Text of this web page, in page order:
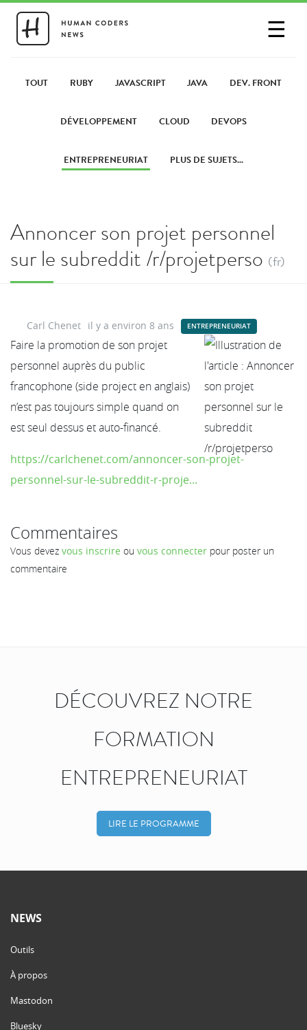
☰
PARTAGER UN LIEN
TOUT RUBY JAVASCRIPT JAVA DEV. FRONT
DÉVELOPPEMENT CLOUD DEVOPS
ENTREPRENEURIAT PLUS DE SUJETS...
Annoncer son projet personnel
sur le subreddit /r/projetperso (fr)
Carl Chenet il y a environ 8 ans ENTREPRENEURIAT
Faire la promotion de son projet
personnel auprès du public
francophone (side project en anglais)
n’est pas toujours simple quand on
est seul dessus et auto-financé.
https://carlchenet.com/annoncer-son-projet-
personnel-sur-le-subreddit-r-proje...
Commentaires
Vous devez vous inscrire ou vous connecter pour poster un
commentaire
DÉCOUVREZ NOTRE
FORMATION
ENTREPRENEURIAT
LIRE LE PROGRAMME
NEWS
Outils
À propos
Mastodon
Bluesky